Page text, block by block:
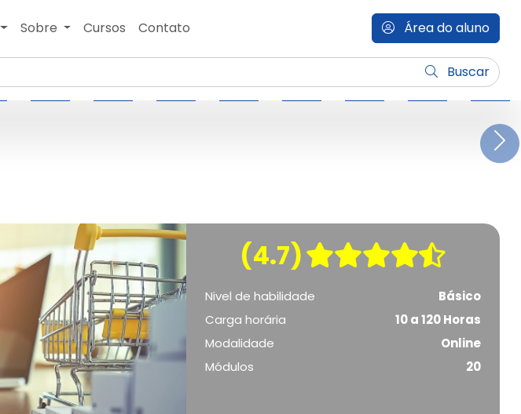
Sobre Cursos Contato Área do aluno
Buscar
(4.7)
Nivel de habilidade
Básico
Carga horária
10 a 120 Horas
Modalidade
Online
Módulos
20